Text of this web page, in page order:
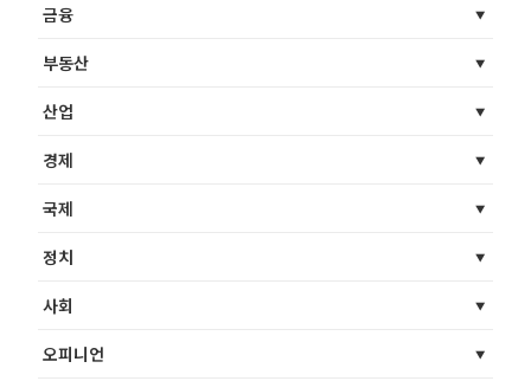
금융
부동산
산업
경제
국제
정치
사회
오피니언